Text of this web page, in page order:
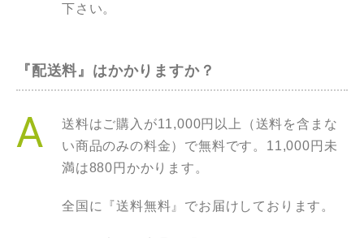
下さい。
『配送料』はかかりますか？
送料はご購入が11,000円以上（送料を含まな
い商品のみの料金）で無料です。11,000円未
満は880円かかります。
全国に『送料無料』でお届けしております。